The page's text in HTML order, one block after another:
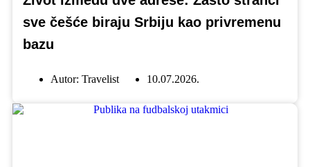
sve češće biraju Srbiju kao privremenu
bazu
Autor: Travelist 10.07.2026.